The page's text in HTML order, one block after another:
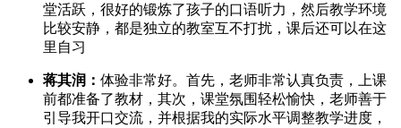
堂活跃，很好的锻炼了孩子的口语听力，然后教学环境
比较安静，都是独立的教室互不打扰，课后还可以在这
里自习
蒋其润： 体验非常好。首先，老师非常认真负责，上课
前都准备了教材，其次，课堂氛围轻松愉快，老师善于
引导我开口交流，并根据我的实际水平调整教学进度，